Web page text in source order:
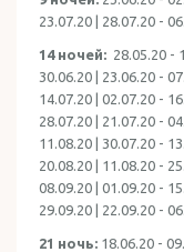
23.07.20 | 28.07.20 -
14 ночей: 28.05.20 -
30.06.20 | 23.06.20 -
14.07.20 | 02.07.20 -
28.07.20 | 21.07.20 -
11.08.20 | 30.07.20 -
20.08.20 | 11.08.20 -
08.09.20 | 01.09.20 -
29.09.20 | 22.09.20 -
21 ночь: 18.06.20 -